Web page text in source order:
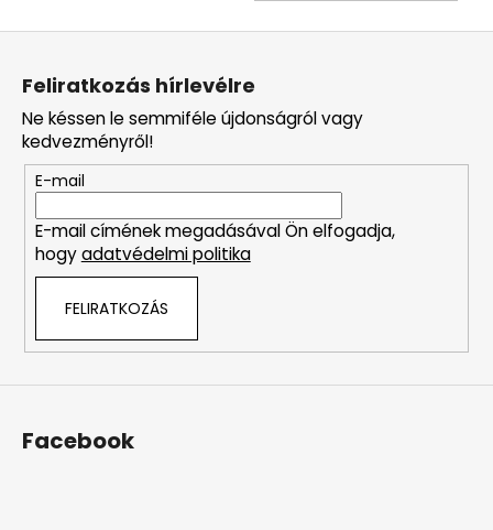
Feliratkozás hírlevélre
Ne késsen le semmiféle újdonságról vagy
kedvezményről!
E-mail
E-mail címének megadásával Ön elfogadja,
hogyadatvédelmi politika
FELIRATKOZÁS
Facebook